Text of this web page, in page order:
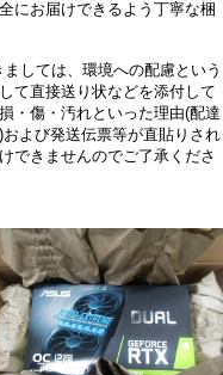
にお届けできるよう丁寧な梱
しては、環境への配慮という
て直接送り状などを添付して
・傷・汚れといった理由(配達
よび発送伝票等が直貼りされ
できませんのでご了承くださ